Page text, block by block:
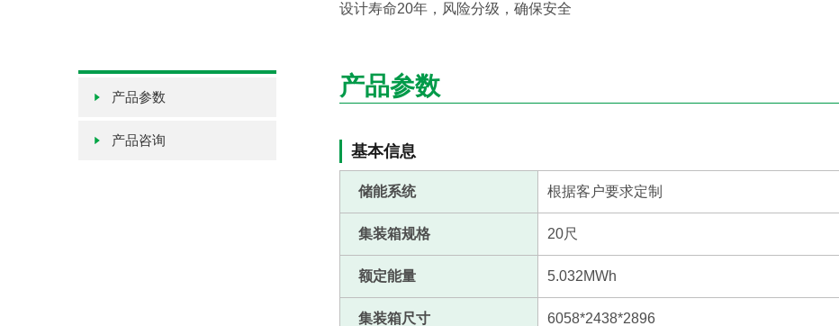
设计寿命20年，风险分级，确保安全
产品参数
产品咨询
产品参数
基本信息
储能系统 根据客户要求定制
集装箱规格 20尺
额定能量 5.032MWh
集装箱尺寸 6058*2438*2896